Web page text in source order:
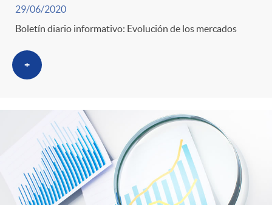
29/06/2020
Boletín diario informativo: Evolución de los mercados
+